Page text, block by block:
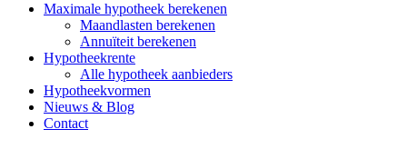
Maximale hypotheek berekenen
Maandlasten berekenen
Annuïteit berekenen
Hypotheekrente
Alle hypotheek aanbieders
Hypotheekvormen
Nieuws & Blog
Contact